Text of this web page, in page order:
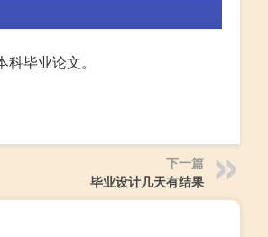
毕业论文。
下一篇
毕业设计几天有结果